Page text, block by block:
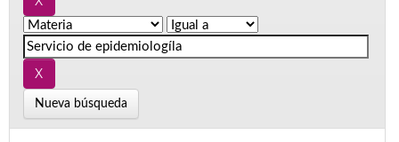
Nueva búsqueda